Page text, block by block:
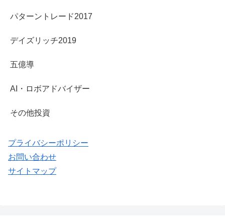
パターントレード2017
デイズリッチ2019
五億導
AI・ロボアドバイザー
その他投資
プライバシーポリシー
お問い合わせ
サイトマップ